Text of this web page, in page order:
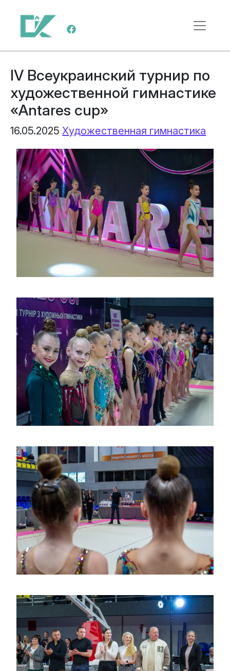
Перейти к содержимому
Меню навигации
IV Всеукраинский турнир по
художественной гимнастике
«Antares cup»
16.05.2025Художественная гимнастика